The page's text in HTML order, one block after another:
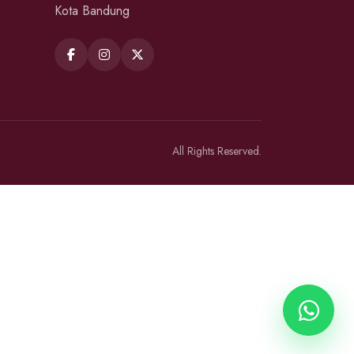
Kota Bandung
All Rights Reserved.